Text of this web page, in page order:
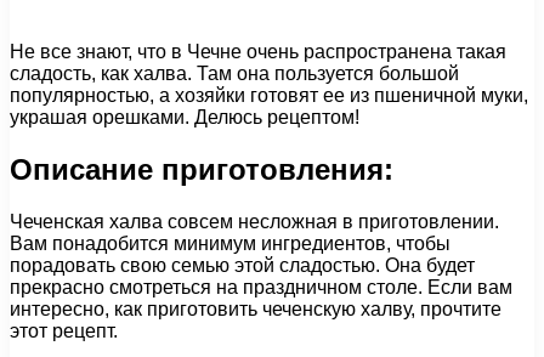
Не все знают, что в Чечне очень распространена такая
сладость, как халва. Там она пользуется большой
популярностью, а хозяйки готовят ее из пшеничной муки,
украшая орешками. Делюсь рецептом!
Описание приготовления:
Чеченская халва совсем несложная в приготовлении.
Вам понадобится минимум ингредиентов, чтобы
порадовать свою семью этой сладостью. Она будет
прекрасно смотреться на праздничном столе. Если вам
интересно, как приготовить чеченскую халву, прочтите
этот рецепт.